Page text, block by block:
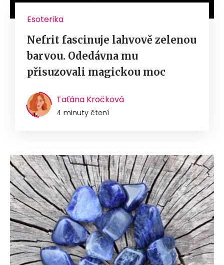
Esoterika
Nefrit fascinuje lahvově zelenou
barvou. Odedávna mu
přisuzovali magickou moc
Taťána Kročková
4 minuty čtení